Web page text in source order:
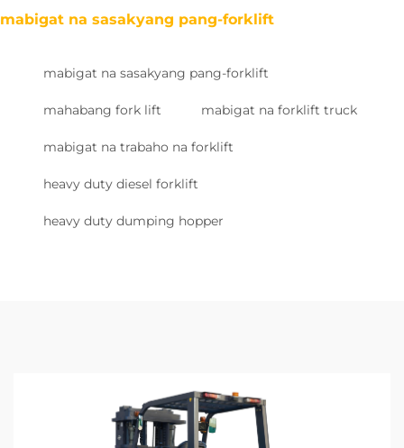
mabigat na sasakyang pang-forklift
mabigat na sasakyang pang-forklift
mahabang fork lift mabigat na forklift truck
mabigat na trabaho na forklift
heavy duty diesel forklift
heavy duty dumping hopper